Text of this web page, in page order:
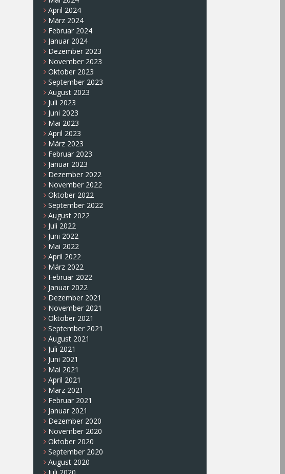
April 2024
März 2024
Februar 2024
Januar 2024
Dezember 2023
November 2023
Oktober 2023
September 2023
August 2023
Juli 2023
Juni 2023
Mai 2023
April 2023
März 2023
Februar 2023
Januar 2023
Dezember 2022
November 2022
Oktober 2022
September 2022
August 2022
Juli 2022
Juni 2022
Mai 2022
April 2022
März 2022
Februar 2022
Januar 2022
Dezember 2021
November 2021
Oktober 2021
September 2021
August 2021
Juli 2021
Juni 2021
Mai 2021
April 2021
März 2021
Februar 2021
Januar 2021
Dezember 2020
November 2020
Oktober 2020
September 2020
August 2020